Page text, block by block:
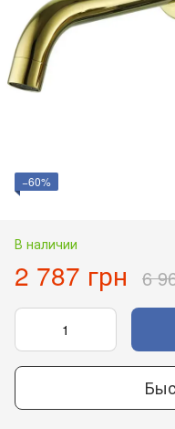
−60%
В наличии
2 787 грн 6